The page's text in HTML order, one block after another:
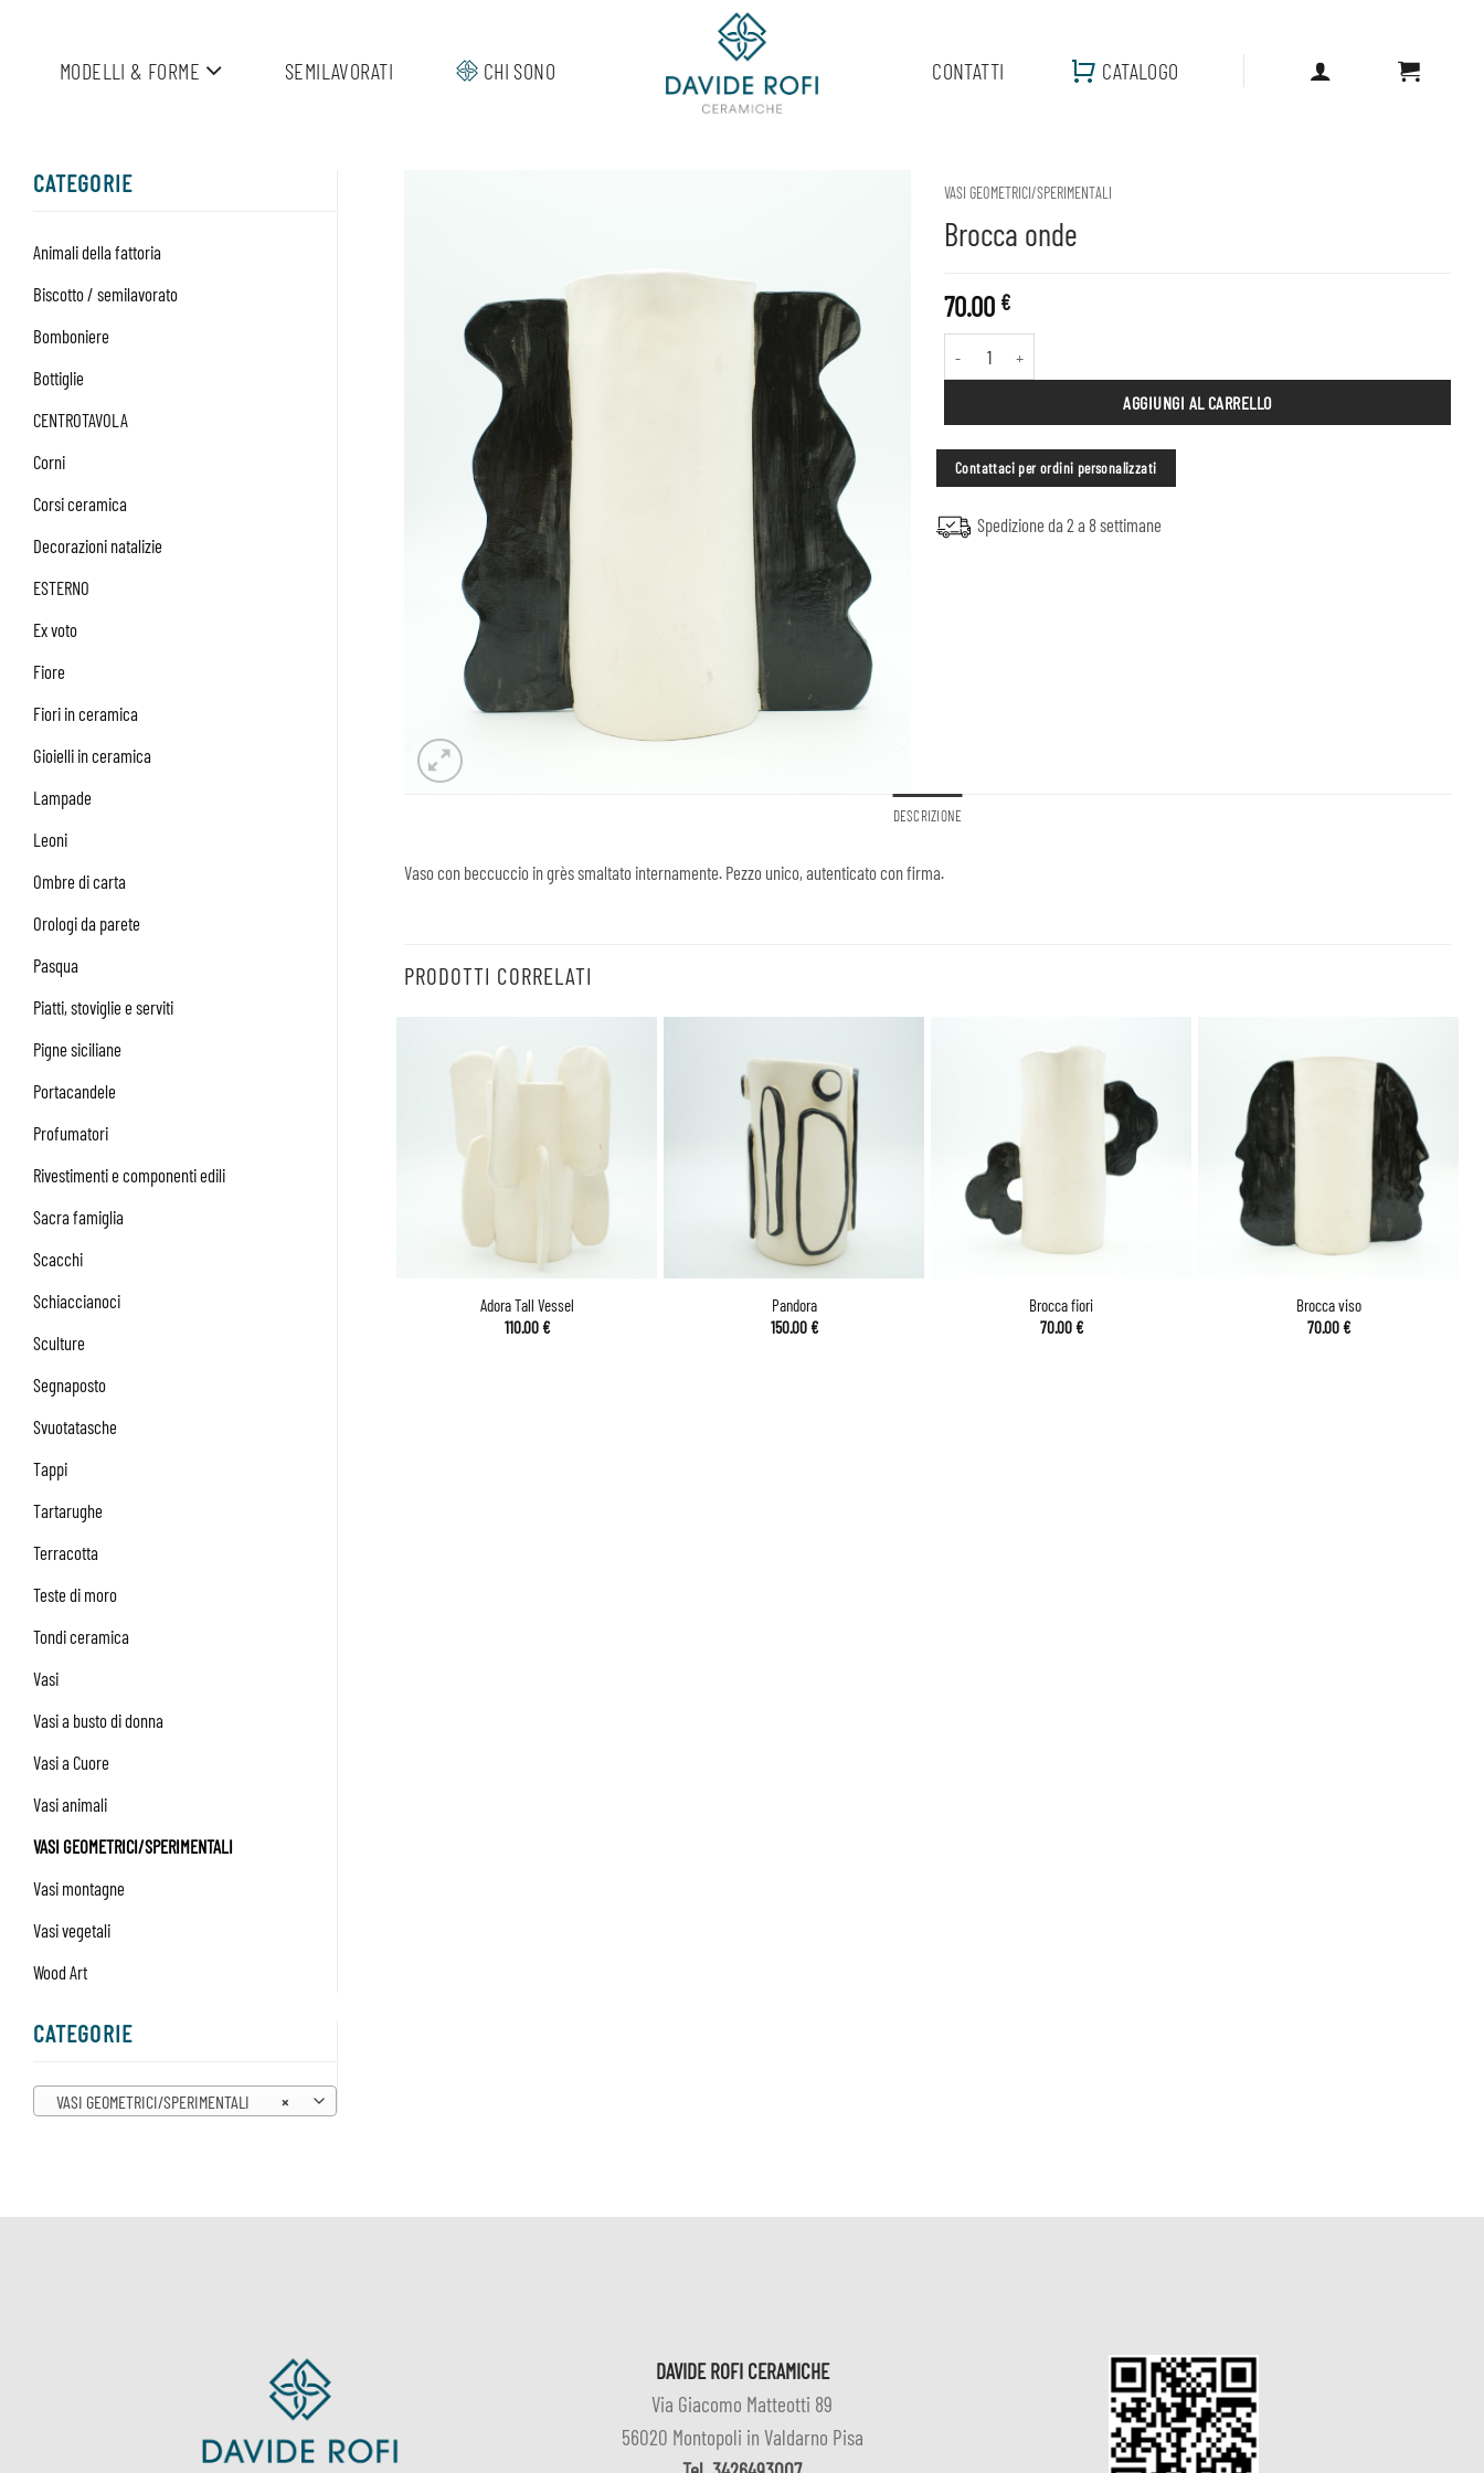
MODELLI & FORME SEMILAVORATI CHI SONO CONTATTI CATALOGO
CATEGORIE
Animali della fattoria
Biscotto / semilavorato
Bomboniere
Bottiglie
CENTROTAVOLA
Corni
Corsi ceramica
Decorazioni natalizie
ESTERNO
Ex voto
Fiore
Fiori in ceramica
Gioielli in ceramica
Lampade
Leoni
Ombre di carta
Orologi da parete
Pasqua
Piatti, stoviglie e serviti
Pigne siciliane
Portacandele
Profumatori
Rivestimenti e componenti edili
Sacra famiglia
Scacchi
Schiaccianoci
Sculture
Segnaposto
Svuotatasche
Tappi
Tartarughe
Terracotta
Teste di moro
Tondi ceramica
Vasi
Vasi a busto di donna
Vasi a Cuore
Vasi animali
VASI GEOMETRICI/SPERIMENTALI
Vasi montagne
Vasi vegetali
Wood Art
CATEGORIE
×
VASI GEOMETRICI/SPERIMENTALI
VASI GEOMETRICI/SPERIMENTALI
Brocca onde
70.00 €
AGGIUNGI AL CARRELLO
Contattaci per ordini personalizzati
Spedizione da 2 a 8 settimane
DESCRIZIONE
Vaso con beccuccio in grès smaltato internamente. Pezzo unico, autenticato con firma.
PRODOTTI CORRELATI
Adora Tall Vessel
110.00€
Pandora
150.00€
Brocca fiori
70.00€
Brocca viso
70.00€
DAVIDE ROFI CERAMICHE
Via Giacomo Matteotti 89
56020 Montopoli in Valdarno Pisa